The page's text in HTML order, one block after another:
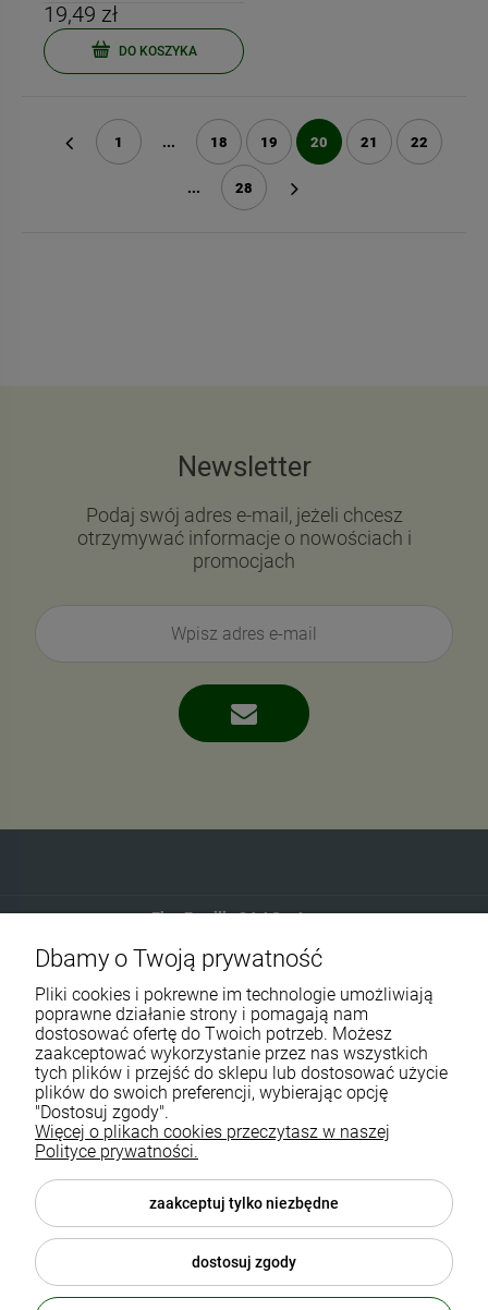
19,49 zł
DO KOSZYKA
1 ... 18 19 20 21 22
... 28
Newsletter
Podaj swój adres e-mail, jeżeli chcesz
otrzymywać informacje o nowościach i
promocjach
Eko-Familia GAJ Sp.Jawna
Gdańska 60
90-616 Łódź
790 727 174
sklep@eko-familia.pl
Informacje o sklepie
Suplementy diety
Popularne kategorie
Moje konto
Zasubskrybuj nasz newsletter
i otrzymaj5% rabatu na zakupy.
Twój email
Dbamy o Twoją prywatność
Pliki cookies i pokrewne im technologie umożliwiają
poprawne działanie strony i pomagają nam
dostosować ofertę do Twoich potrzeb. Możesz
zaakceptować wykorzystanie przez nas wszystkich
tych plików i przejść do sklepu lub dostosować użycie
plików do swoich preferencji, wybierając opcję
"Dostosuj zgody".
Więcej o plikach cookies przeczytasz w naszej
Polityce prywatności.
zaakceptuj tylko niezbędne
dostosuj zgody